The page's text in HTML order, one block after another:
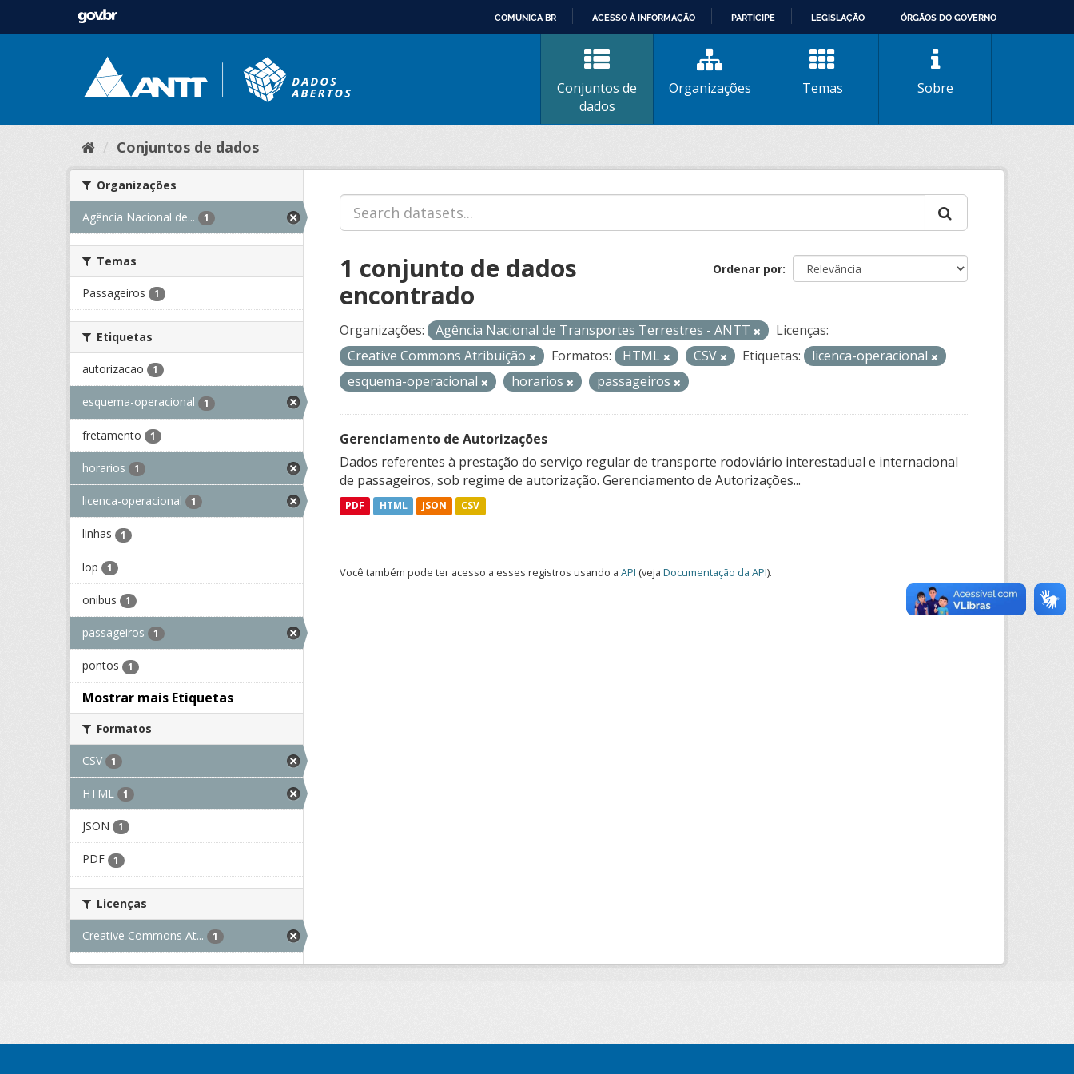
CONTEÚDO
COMUNICA BR ACESSO À INFORMAÇÃO PARTICIPE LEGISLAÇÃO ÓRGÃOS DO GOVERNO
Conjuntos de
dados
Organizações Temas Sobre
Conjuntos de dados
Organizações
Agência Nacional de... 1
Temas
Passageiros 1
Etiquetas
autorizacao 1
esquema-operacional 1
fretamento 1
horarios 1
licenca-operacional 1
linhas 1
lop 1
onibus 1
passageiros 1
pontos 1
Mostrar mais Etiquetas
Formatos
CSV 1
HTML 1
JSON 1
PDF 1
Licenças
Creative Commons At... 1
Ordenar por
1 conjunto de dados
encontrado
Organizações: Agência Nacional de Transportes Terrestres - ANTT
Licenças:
Creative Commons Atribuição
Formatos: HTML CSV Etiquetas:
licenca-operacional
esquema-operacional
horarios passageiros
Gerenciamento de Autorizações
Dados referentes à prestação do serviço regular de transporte rodoviário interestadual e internacional
de passageiros, sob regime de autorização. Gerenciamento de Autorizações...
PDF HTML JSON CSV
Você também pode ter acesso a esses registros usando a API (veja Documentação da API).